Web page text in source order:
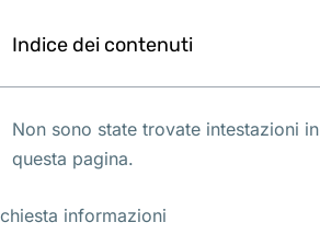
Indice dei contenuti
Non sono state trovate intestazioni in
questa pagina.
informazioni